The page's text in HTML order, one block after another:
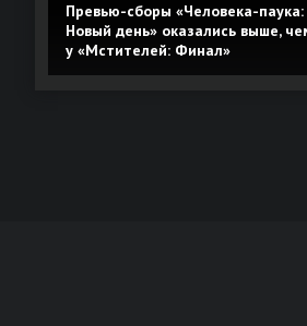
Превью-сборы «Человека-паука:
Новый день» оказались выше,
у «Мстителей: Финал»